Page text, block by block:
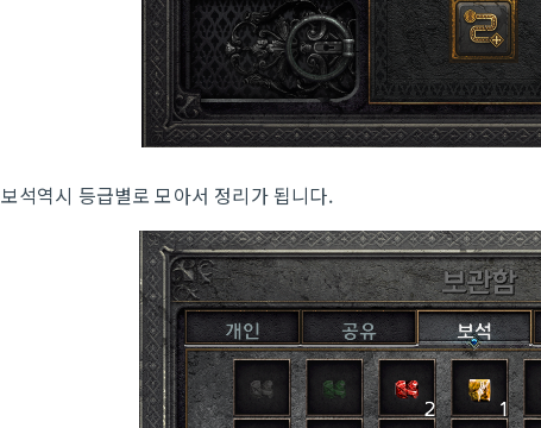
보석역시 등급별로 모아서 정리가 됩니다.